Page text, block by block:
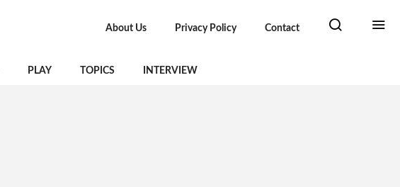
About Us Privacy Policy Contact
PLAY TOPICS INTERVIEW